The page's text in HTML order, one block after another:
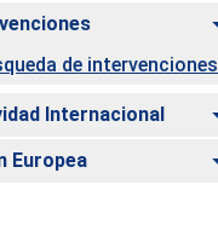
de intervenciones
Internacional
Europea